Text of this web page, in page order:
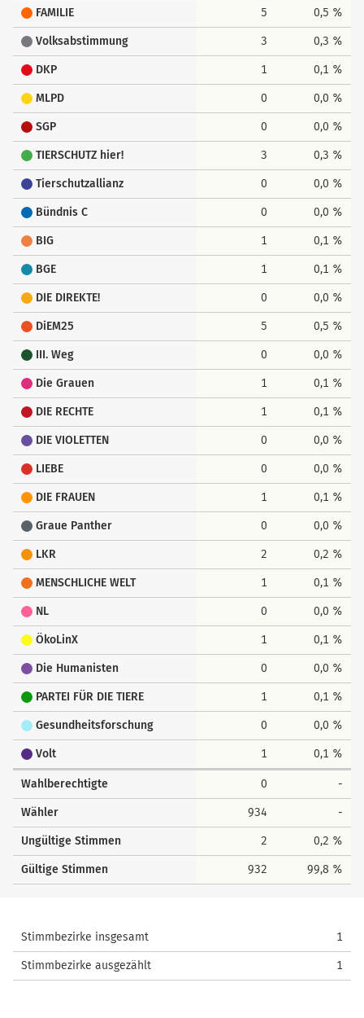
FAMILIE 5 0,5 %
Volksabstimmung 3 0,3 %
DKP 1 0,1 %
MLPD 0 0,0 %
SGP 0 0,0 %
TIERSCHUTZ hier! 3 0,3 %
Tierschutzallianz 0 0,0 %
Bündnis C 0 0,0 %
BIG 1 0,1 %
BGE 1 0,1 %
DIE DIREKTE! 0 0,0 %
DiEM25 5 0,5 %
III. Weg 0 0,0 %
Die Grauen 1 0,1 %
DIE RECHTE 1 0,1 %
DIE VIOLETTEN 0 0,0 %
LIEBE 0 0,0 %
DIE FRAUEN 1 0,1 %
Graue Panther 0 0,0 %
LKR 2 0,2 %
MENSCHLICHE WELT 1 0,1 %
NL 0 0,0 %
ÖkoLinX 1 0,1 %
Die Humanisten 0 0,0 %
PARTEI FÜR DIE TIERE 1 0,1 %
Gesundheitsforschung 0 0,0 %
Volt 1 0,1 %
Wahlberechtigte 0 -
Wähler 934 -
Ungültige Stimmen 2 0,2 %
Gültige Stimmen 932 99,8 %
Stimmbezirke insgesamt 1
Stimmbezirke ausgezählt 1